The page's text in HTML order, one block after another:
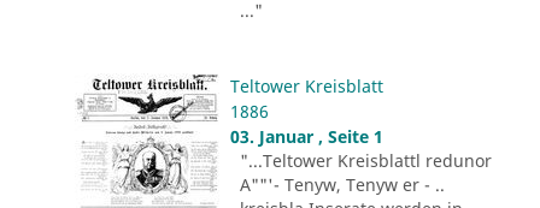
..."
Teltower Kreisblatt
1886
03. Januar , Seite 1
"...Teltower Kreisblattl redunor
A""'- Tenyw, Tenyw er - ..